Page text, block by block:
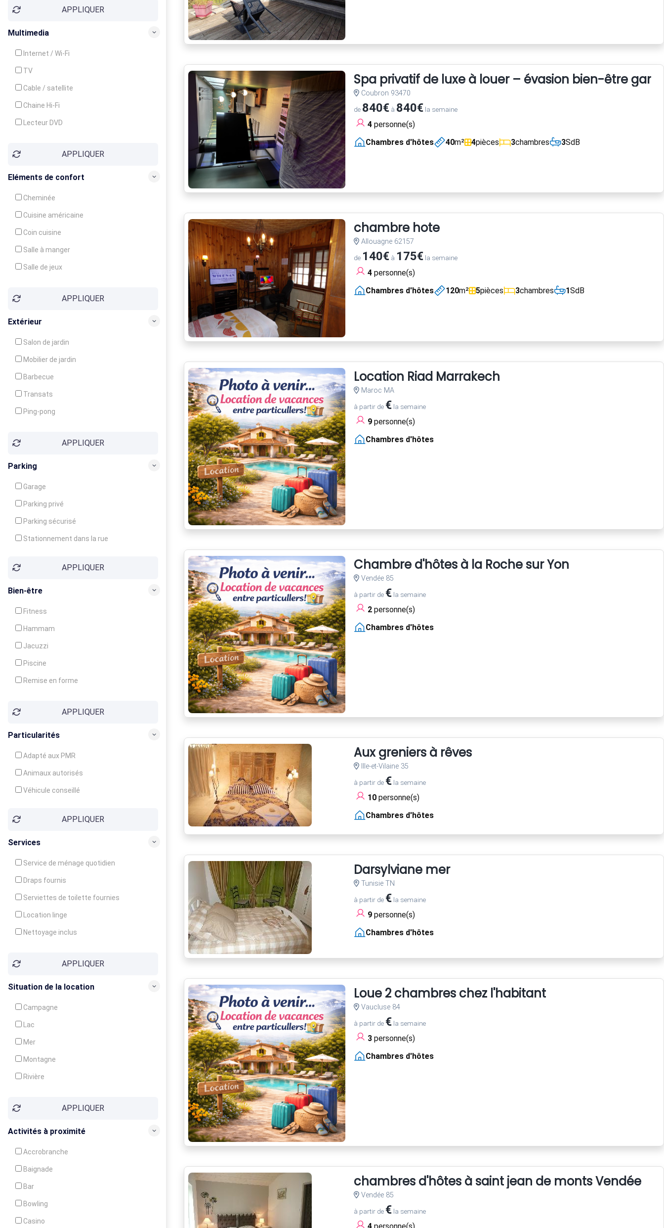
APPLIQUER
Multimedia
Internet / Wi-Fi
TV
Cable / satellite
Chaine Hi-Fi
Lecteur DVD
APPLIQUER
Eléments de confort
Cheminée
Cuisine américaine
Coin cuisine
Salle à manger
Salle de jeux
Balcon / Terrasse
APPLIQUER
Extérieur
Salon de jardin
Mobilier de jardin
Barbecue
Transats
Ping-pong
Jeux d'enfantsAPPLIQUER
Parking
Garage
Parking privé
Parking sécurisé
Stationnement dans la rue
APPLIQUER
Bien-être
Fitness
Hammam
Jacuzzi
Piscine
Remise en forme
Soins du corpsAPPLIQUER
Particularités
Adapté aux PMR
Animaux autorisés
Véhicule conseillé
APPLIQUER
Services
Service de ménage quotidien
Draps fournis
Serviettes de toilette fournies
Location linge
Nettoyage inclus
Garde d'enfants
Crèche
APPLIQUER
Situation de la location
Campagne
Lac
Mer
Montagne
Rivière
APPLIQUER
Activités à proximité
Accrobranche
Baignade
Bar
Bowling
Casino
Spa privatif de luxe à louer – évasion bien-être
Coubron 93470
de 840€à 840€la semaine
4personne(s)
Chambres d'hôtes
40m² 4pièces 3chambres 3SdB
chambre hote
Allouagne 62157
de 140€à 175€la semaine
4personne(s)
Chambres d'hôtes
120m² 5pièces 3chambres 1SdB
Location Riad Marrakech
Maroc MA
à partir de €la semaine
9personne(s)
Chambres d'hôtes
Chambre d'hôtes à la Roche sur Yon
Vendée 85
à partir de €la semaine
2personne(s)
Chambres d'hôtes
Aux greniers à rêves
Ille-et-Vilaine 35
à partir de €la semaine
10personne(s)
Chambres d'hôtes
Darsylviane mer
Tunisie TN
à partir de €la semaine
9personne(s)
Chambres d'hôtes
Loue 2 chambres chez l'habitant
Vaucluse 84
à partir de €la semaine
3personne(s)
Chambres d'hôtes
chambres d'hôtes à saint jean de monts Vendée
Vendée 85
à partir de €la semaine